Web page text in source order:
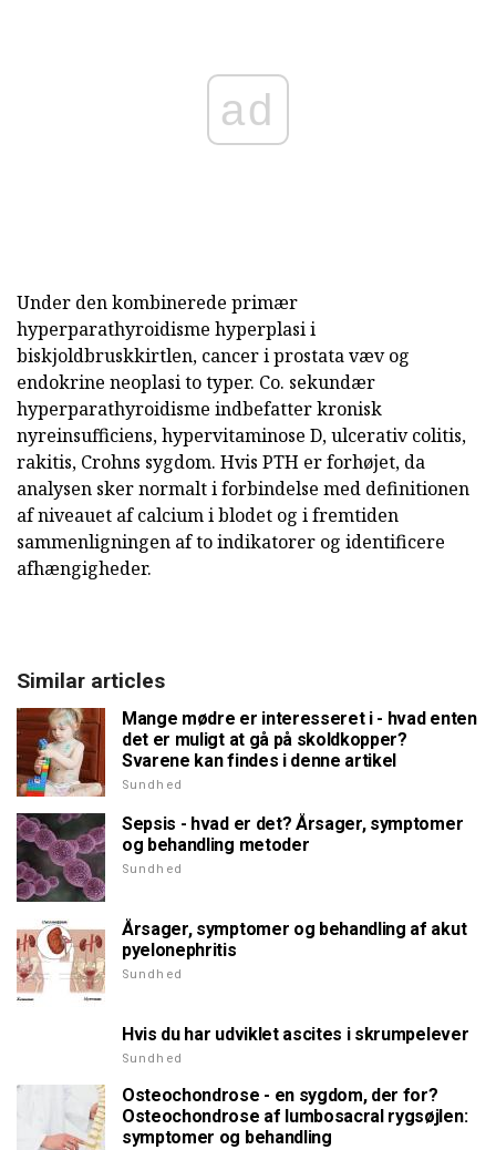
ad
Under den kombinerede primær
hyperparathyroidisme hyperplasi i
biskjoldbruskkirtlen, cancer i prostata væv og
endokrine neoplasi to typer. Co. sekundær
hyperparathyroidisme indbefatter kronisk
nyreinsufficiens, hypervitaminose D, ulcerativ colitis,
rakitis, Crohns sygdom. Hvis PTH er forhøjet, da
analysen sker normalt i forbindelse med definitionen
af niveauet af calcium i blodet og i fremtiden
sammenligningen af to indikatorer og identificere
afhængigheder.
Similar articles
Mange mødre er interesseret i - hvad enten
det er muligt at gå på skoldkopper?
Svarene kan findes i denne artikel
Sundhed
Sepsis - hvad er det? Årsager, symptomer
og behandling metoder
Sundhed
Årsager, symptomer og behandling af akut
pyelonephritis
Sundhed
Hvis du har udviklet ascites i skrumpelever
Sundhed
Osteochondrose - en sygdom, der for?
Osteochondrose af lumbosacral rygsøjlen:
symptomer og behandling